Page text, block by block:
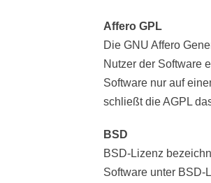
Affero GPL
Die GNU Affero
Nutzer der Software
Software nur auf
schließt die AGPL
BSD
BSD-Lizenz
Software unter BSD-